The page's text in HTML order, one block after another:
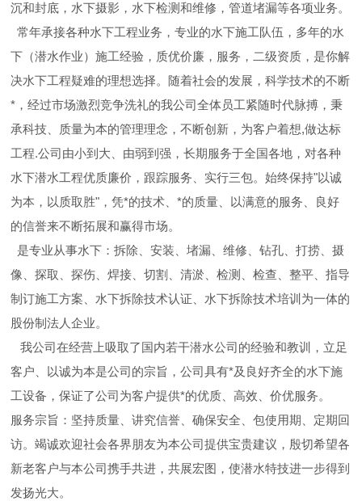
沉和封底，水下摄影，水下检测和维修，管道堵漏等各项业务。
常年承接各种水下工程业务，专业的水下施工队伍，多年的水
下（潜水作业）施工经验，质优价廉，服务，二级资质，是你解
决水下工程疑难的理想选择。随着社会的发展，科学技术的不断
*，经过市场激烈竞争洗礼的我公司全体员工紧随时代脉搏，秉
承科技、质量为本的管理理念，不断创新，为客户着想,做达标
工程.公司由小到大、由弱到强，长期服务于全国各地，对各种
水下潜水工程优质廉价，跟踪服务、实行三包。始终保持"以诚
为本，以质取胜"，凭*的技术、*的质量、以满意的服务、良好
的信誉来不断拓展和赢得市场。
是专业从事水下：拆除、安装、堵漏、维修、钻孔、打捞、摄
像、探取、探伤、焊接、切割、清淤、检测、检查、整平、指导
制订施工方案、水下拆除技术认证、水下拆除技术培训为一体的
股份制法人企业。
我公司在经营上吸取了国内若干潜水公司的经验和教训，立足
客户、以诚为本是公司的宗旨，公司具有*及良好齐全的水下施
工设备，保证了公司为客户提供*的优质、高效、价优服务。
服务宗旨：坚持质量、讲究信誉、确保安全、包使用期、定期回
访。竭诚欢迎社会各界朋友为本公司提供宝贵建议，殷切希望各
新老客户与本公司携手共进，共展宏图，使潜水特技进一步得到
发扬光大。